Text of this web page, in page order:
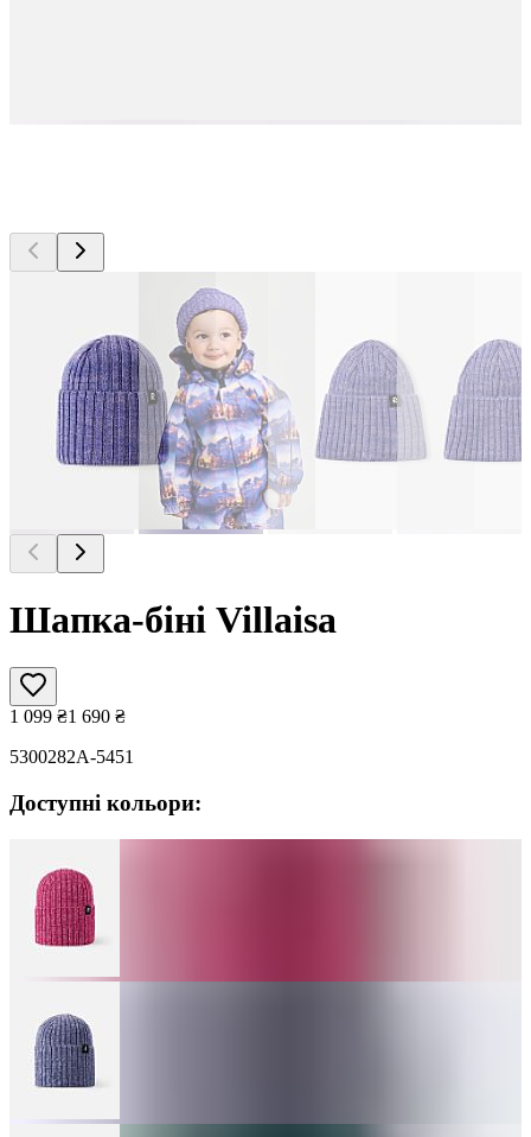
Шапка-біні Villaisa
1 099 ₴1 690 ₴
5300282A-5451
Доступні кольори: